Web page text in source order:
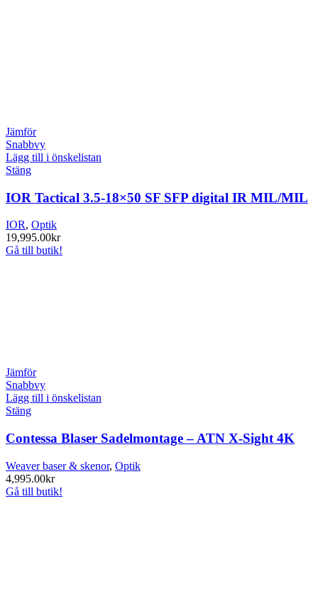
Jämför
Snabbvy
Lägg till i önskelistan
Stäng
IOR Tactical 3.5-18×50 SF SFP digital IR MIL/MIL
IOR, Optik
19,995.00kr
Gå till butik!
Jämför
Snabbvy
Lägg till i önskelistan
Stäng
Contessa Blaser Sadelmontage – ATN X-Sight 4K
Weaver baser & skenor, Optik
4,995.00kr
Gå till butik!